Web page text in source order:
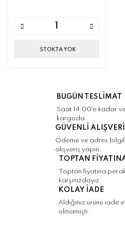
STOKTA YOK
BUGÜN TESLİMAT
Saat 14:00'e kadar
kargoda.
GÜVENLİ
Ödeme ve adres
alışveriş yapın.
TOPTAN
Toptan fiyatına
karşınızdayız.
KOLAY İADE
Aldığınız ürünü
olmamıştı.